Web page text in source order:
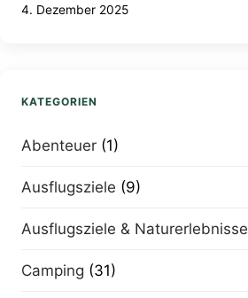
4. Dezember 2025
KATEGORIEN
Abenteuer (1)
Ausflugsziele (9)
Ausflugsziele & Naturerlebnisse
Camping (31)